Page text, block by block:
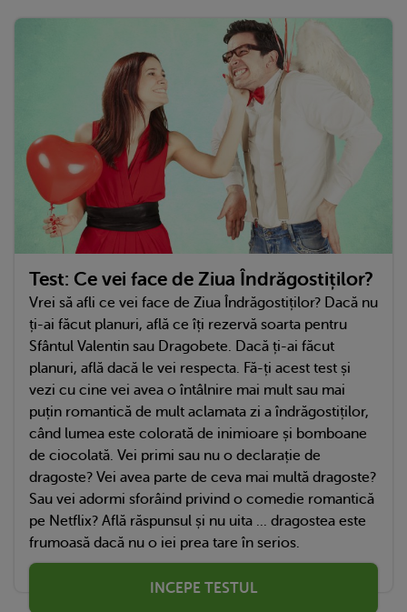
Test: Ce vei face de Ziua Îndrăgostiților?
Vrei să afli ce vei face de Ziua Îndrăgostiților? Dacă nu
ți-ai făcut planuri, află ce îți rezervă soarta pentru
Sfântul Valentin sau Dragobete. Dacă ți-ai făcut
planuri, află dacă le vei respecta. Fă-ți acest test și
vezi cu cine vei avea o întâlnire mai mult sau mai
puțin romantică de mult aclamata zi a îndrăgostiților,
când lumea este colorată de inimioare și bomboane
de ciocolată. Vei primi sau nu o declarație de
dragoste? Vei avea parte de ceva mai multă dragoste?
Sau vei adormi sforâind privind o comedie romantică
pe Netflix? Află răspunsul și nu uita ... dragostea este
frumoasă dacă nu o iei prea tare în serios.
INCEPE TESTUL